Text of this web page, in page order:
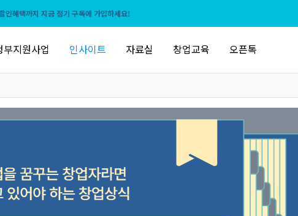
인혜택까지 지금 정기 구독에 가입하세요!
부지원사업 인사이트 자료실 창업교육 오픈톡